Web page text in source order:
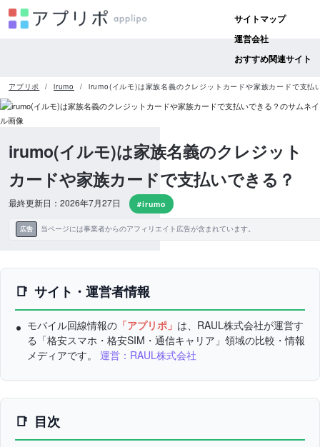
サイトマップ
運営会社
おすすめ関連サイト
アプリポ irumo irumo(イルモ)は家族名義のクレジットカードや家族カードで支払
irumo(イルモ)は家族名義のクレジット
カードや家族カードで支払いできる？
最終更新日：2026年7月27日 #irumo
広告 当ページには事業者からのアフィリエイト広告が含まれています。
サイト・運営者情報
モバイル回線情報の 「アプリポ」 は、RAUL株式会社が運営す
る「格安スマホ・格安SIM・通信キャリア」領域の比較・情報
メディアです。 運営：RAUL株式会社
目次